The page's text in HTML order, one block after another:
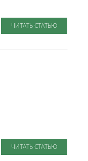
ЧИТАТЬ СТАТЬЮ
ЧИТАТЬ СТАТЬЮ